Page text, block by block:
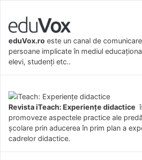
eduVox.ro este un canal de
persoane implicate în mediul
elevi, studenți etc..
Revista iTeach: Experienţe didactice
promoveze aspectele practice ale
şcolare prin aducerea în prim plan a
cadrelor didactice.